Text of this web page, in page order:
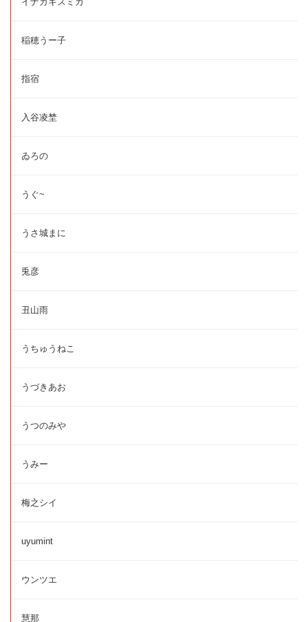
稲穂うー子
指宿
入谷凌埜
ゐろの
うぐ~
うさ城まに
兎彦
丑山雨
うちゅうねこ
うづきあお
うつのみや
うみー
梅之シイ
uyumint
ウンツエ
慧那